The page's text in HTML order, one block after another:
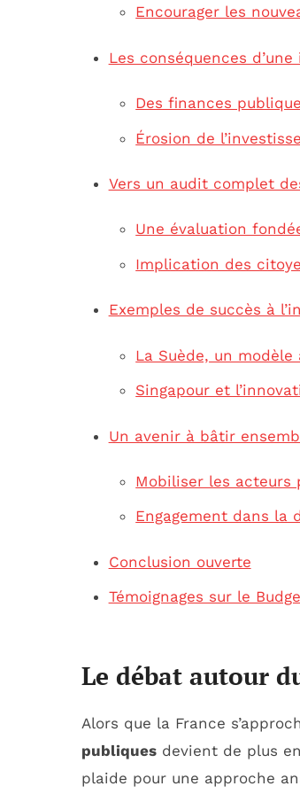
Encourager les
Les conséquences
Des finances
Érosion de
Vers un audit complet
Une évaluation
Implication des
Exemples de succès à
La Suède, un modèle
Singapour et
Un avenir à bâtir
Mobiliser les acteurs
Engagement dans la
Conclusion ouverte
Témoignages sur le
Le débat autour
Alors que la France
publiques devient de plus
plaide pour une approche